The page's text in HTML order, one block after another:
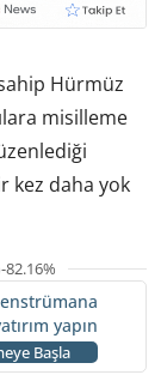
Hürmüz
misilleme
kez daha yok
yapın
Başla